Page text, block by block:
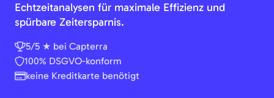
Echtzeitanalysen für maximale Effizienz und
spürbare Zeitersparnis.
5/5 ★ bei Capterra
100% DSGVO-konform
keine Kreditkarte benötigt